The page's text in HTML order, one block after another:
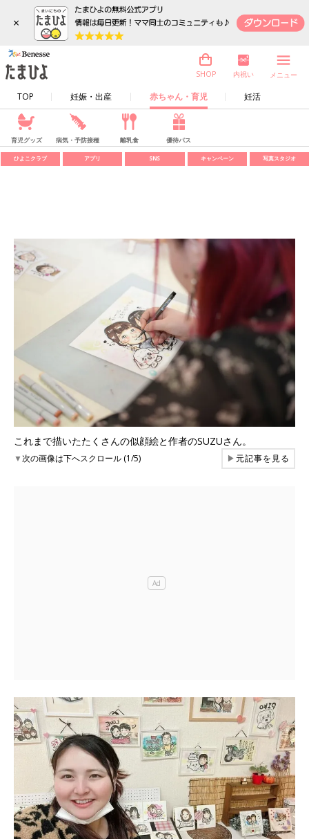
×
TOP 妊娠・出産 赤ちゃん・育児 妊活
SHOP 内祝い メニュー
育児グッズ 病気・予防接種 離乳食 優待パス
ひよこクラブ アプリ SNS キャンペーン 写真スタジオ
これまで描いたたくさんの似顔絵と作者のSUZUさん。
▼次の画像は下へスクロール (1/5) ▶元記事を見る